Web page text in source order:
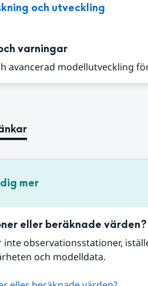
och utveckling
varningar
avancerad modellutveckling
mer
eller beräknade värden?
inte observationsstationer,
och modelldata.